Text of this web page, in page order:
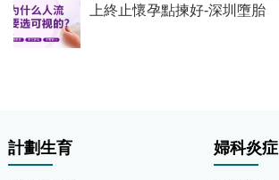
上終止懷孕點揀好-深圳墮胎
計劃生育 婦科炎症